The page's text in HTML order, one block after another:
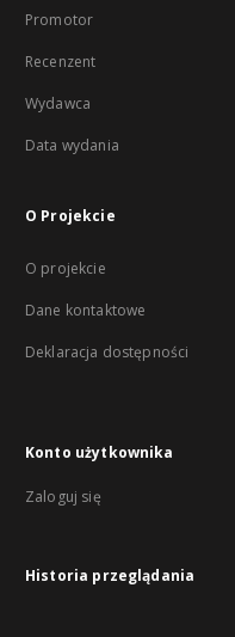
Promotor
Recenzent
Wydawca
Data wydania
O Projekcie
O projekcie
Dane kontaktowe
Deklaracja dostępności
Konto użytkownika
Zaloguj się
Historia przeglądania